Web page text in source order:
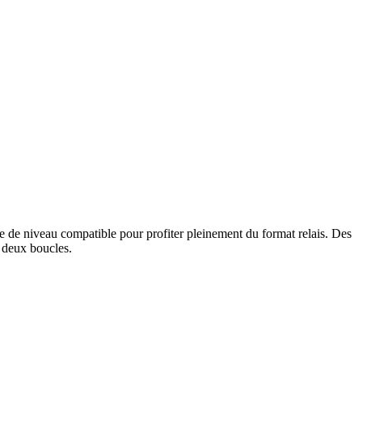
de niveau compatible pour profiter pleinement du format relais. Des
boucles.